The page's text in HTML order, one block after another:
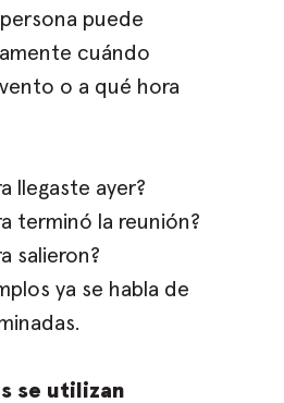
puede
cuándo
o a qué hora
llegaste ayer?
terminó la reunión?
salieron?
ya se habla de
se utilizan